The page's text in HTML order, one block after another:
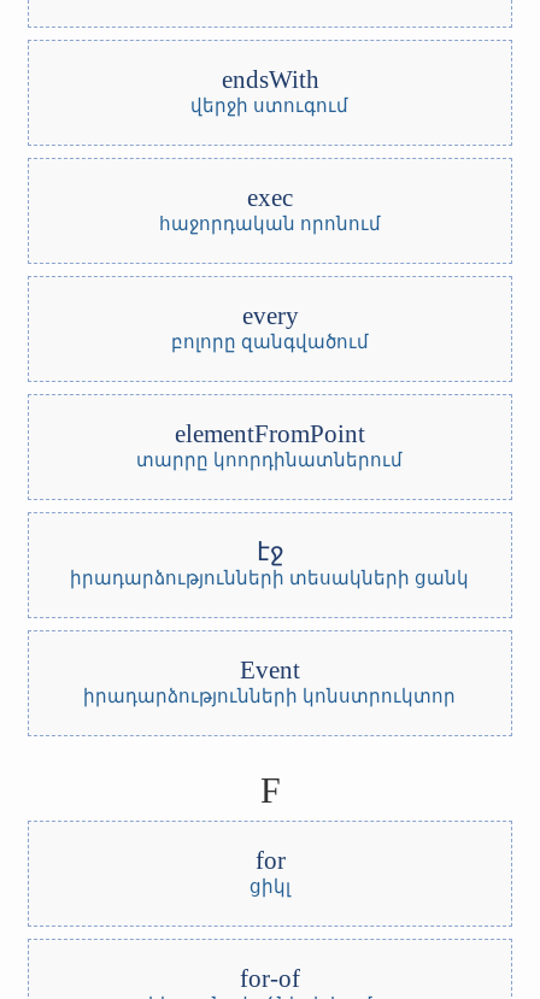
endsWith
վերջի ստուգում
exec
հաջորդական որոնում
every
բոլորը զանգվածում
elementFromPoint
տարրը կոորդինատներում
էջ
իրադարձությունների տեսակների ցանկ
Event
իրադարձությունների կոնստրուկտոր
F
for
ցիկլ
for-of